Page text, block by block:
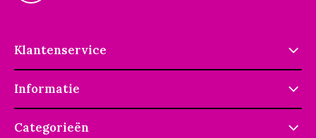
Klantenservice
Informatie
Categorieën